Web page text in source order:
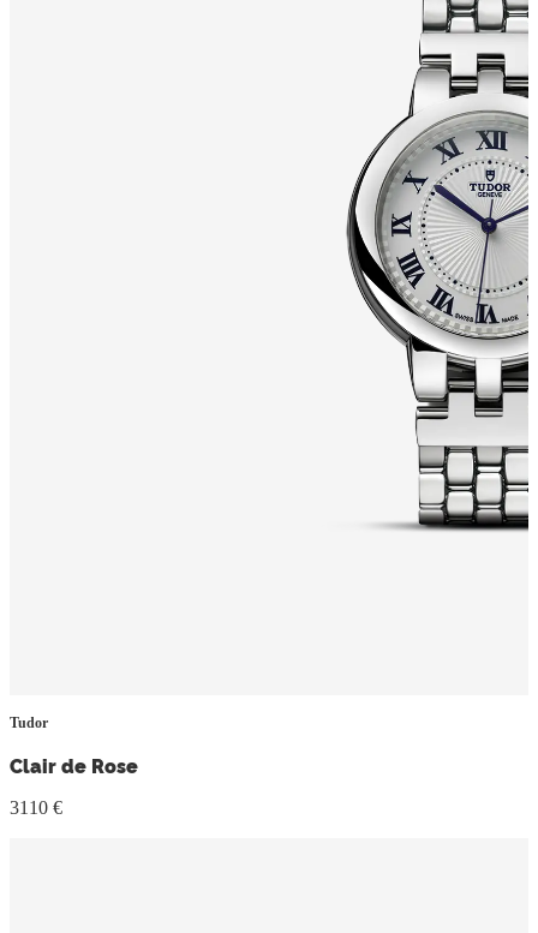
Tudor
Clair de Rose
3110 €